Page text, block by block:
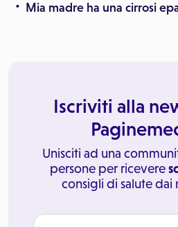
Mia madre ha una cirrosi
Iscriviti alla
Unisciti ad una
persone per ricevere
consigli di salute dai